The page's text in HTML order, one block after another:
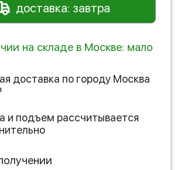
доставка: завтра
на складе в Москве: мало
доставка по городу Москва
и подъем рассчитывается